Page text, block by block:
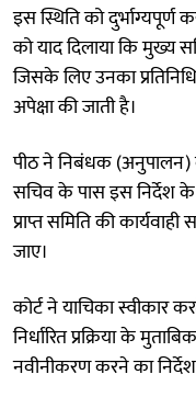
इस स्थिति को
को याद दिलाया कि मुख्य
जिसके लिए उनका
अपेक्षा की जाती है।
पीठ ने निबंधक (अनुपालन)
सचिव के पास इस निर्देश
प्राप्त समिति की
जाए।
कोर्ट ने याचिका स्वीकार
निर्धारित प्रक्रिया के
नवीनीकरण करने का निर्देश